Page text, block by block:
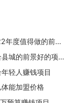
值得做的前景好的项目
城的前景好的项目
轻人赚钱项目
能加盟价格